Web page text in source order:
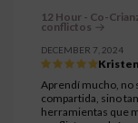
12 Hour - Co-
conflictos
DECEMBER 7, 2024
Kristen
Aprendí mucho, no
compartida, sino
herramientas que